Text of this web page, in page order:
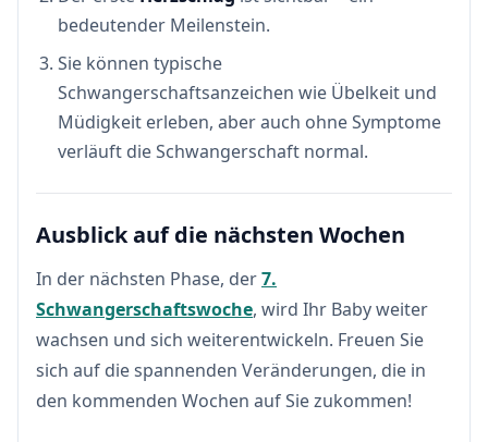
bedeutender Meilenstein.
Sie können typische
Schwangerschaftsanzeichen wie Übelkeit und
Müdigkeit erleben, aber auch ohne Symptome
verläuft die Schwangerschaft normal.
Ausblick auf die nächsten Wochen
In der nächsten Phase, der7.
Schwangerschaftswoche, wird Ihr Baby weiter
wachsen und sich weiterentwickeln. Freuen Sie
sich auf die spannenden Veränderungen, die in
den kommenden Wochen auf Sie zukommen!